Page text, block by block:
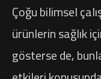
Çoğu bilimsel
ürünlerin sağlık
gösterse de,